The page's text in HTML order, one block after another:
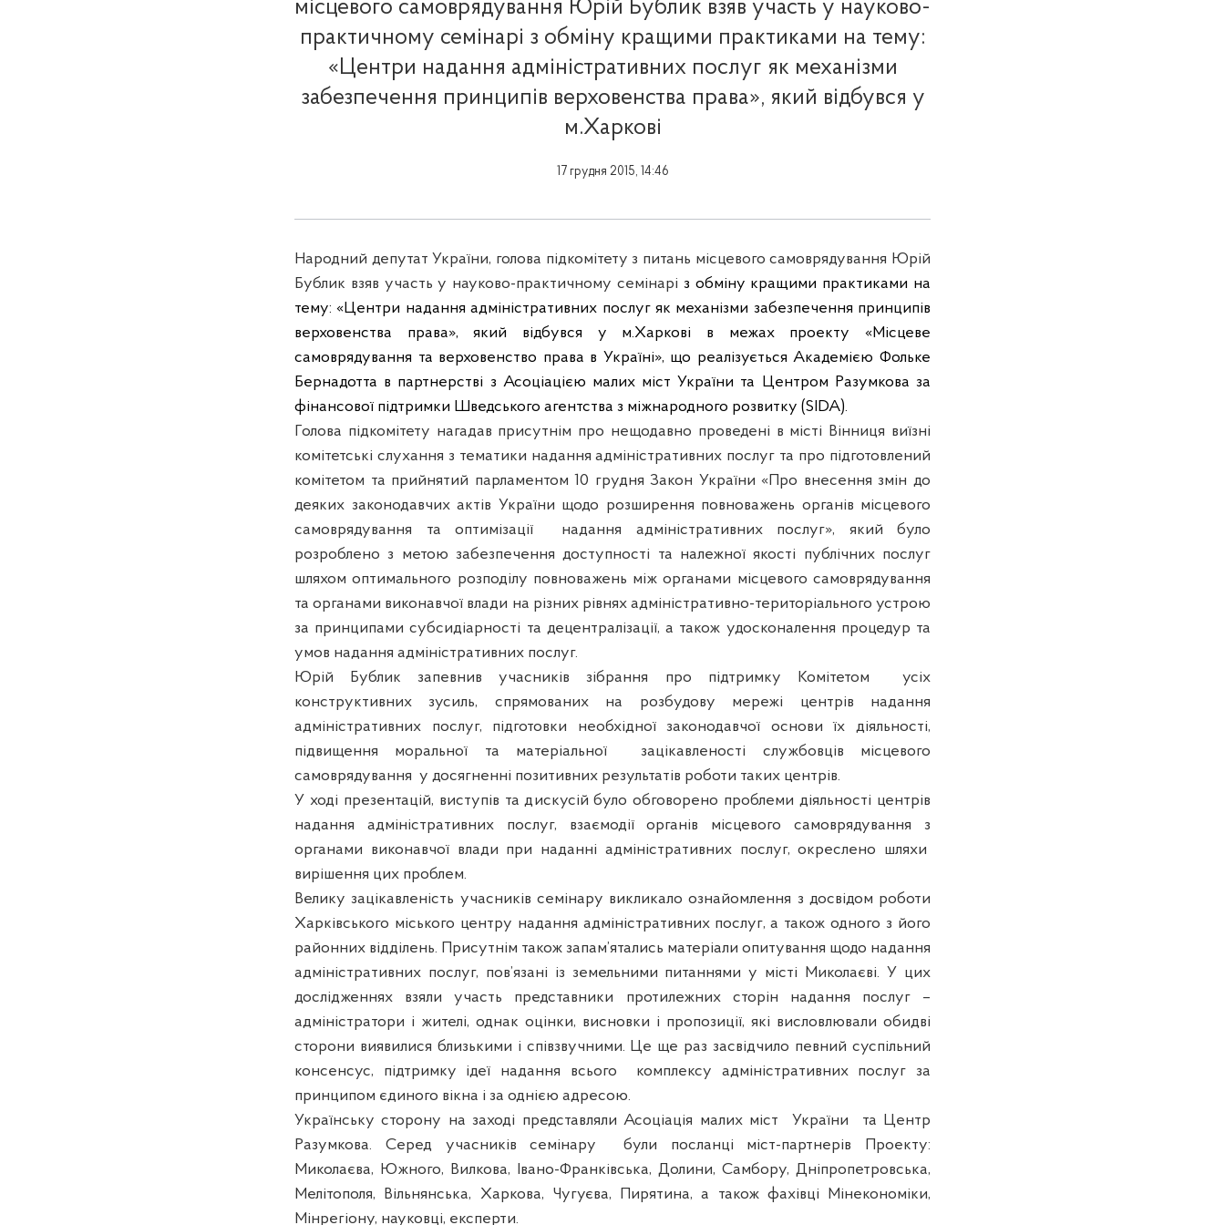
місцевого самоврядування Юрій Бублик взяв участь у науково-
практичному семінарі з обміну кращими практиками на тему:
«Центри надання адміністративних послуг як механізми
забезпечення принципів верховенства права», який відбувся у
м.Харкові
17 грудня 2015, 14:46
Народний депутат України, голова підкомітету з питань місцевого самоврядування Юрій
Бублик взяв участь у науково-практичному семінарі з обміну кращими практиками на
тему:«Центри надання адміністративних послугяк механізми забезпечення принципів
верховенства
права», який відбувся у м.Харкові в межах проекту «Місцеве
самоврядування та верховенство права в Україні», що реалізується Академією Фольке
Бернадотта в партнерстві з Асоціацією малих міст України та Центром Разумкова за
фінансової підтримки Шведського агентства з міжнародного розвитку (SIDA).
Голова підкомітету нагадав присутнім про нещодавно проведені в місті Вінниця виїзні
комітетські слухання з тематики надання адміністративних послуг та про підготовлений
комітетом та прийнятий парламентом 10 грудня Закон України «Про внесення змін до
деяких законодавчих актів України щодо розширення повноважень органів місцевого
самоврядування та оптимізації
надання адміністративних послуг», який було
розроблено з метою забезпечення доступності та належної якості публічних послуг
шляхом оптимального розподілу повноважень між органами місцевого самоврядування
та органами виконавчої влади на різних рівнях адміністративно-територіального устрою
за принципамисубсидіарності та децентралізації, а також удосконалення процедур та
умов надання адміністративних послуг.
Юрій Бублик запевнив учасників зібрання про підтримку Комітетом
усіх
конструктивних зусиль, спрямованих на розбудову мережі центрів надання
адміністративних послуг, підготовки необхідної законодавчої основи їх діяльності,
підвищення моральної та матеріальної
зацікавленості службовців місцевого
самоврядування у досягненні позитивних результатів роботи таких центрів.
У ході презентацій, виступів та дискусій було обговорено проблеми діяльності центрів
надання адміністративних послуг, взаємодії органів місцевого самоврядування з
органами виконавчої влади при наданні адміністративних послуг, окреслено шляхи
вирішення цих проблем.
Велику зацікавленість учасників семінару викликало ознайомлення з досвідом роботи
Харківського міського центру надання адміністративних послуг, а також одного з його
районних відділень. Присутнім також запам’ятались матеріали опитування щодо надання
адміністративних послуг, пов’язані із земельними питаннями у місті Миколаєві. У цих
дослідженнях взяли участь представники протилежних сторін надання послуг –
адміністратори і жителі, однак оцінки, висновки і пропозиції, які висловлювали обидві
сторони виявилися близькими і співзвучними. Це ще раз засвідчило певний суспільний
консенсус, підтримку ідеї надання всього
комплексу адміністративних послуг за
принципом єдиного вікна і за однією адресою.
Українську сторону на заході представляли Асоціація малих міст
України
та Центр
Разумкова. Серед учасників семінару
були посланці міст-партнерів Проекту:
Миколаєва, Южного, Вилкова, Івано-Франківська, Долини, Самбору, Дніпропетровська,
Мелітополя, Вільнянська, Харкова, Чугуєва, Пирятина, а також фахівці Мінекономіки,
Мінрегіону, науковці, експерти.